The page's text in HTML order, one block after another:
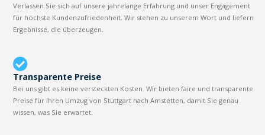
Verlassen Sie sich auf unsere jahrelange Erfahrung und unser Engagement
für höchste Kundenzufriedenheit. Wir stehen zu unserem Wort und liefern
Ergebnisse, die überzeugen.
Transparente Preise
Bei uns gibt es keine versteckten Kosten. Wir bieten faire und transparente
Preise für Ihren Umzug von Stuttgart nach Amstetten, damit Sie genau
wissen, was Sie erwartet.